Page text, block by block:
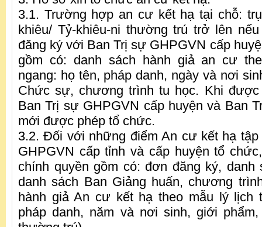
3.1. Trường hợp an cư kết hạ tại chỗ:
khiêu/ Tỷ-khiêu-ni thường trú trở lên
đăng ký với Ban Trị sự GHPGVN cấp
gồm có: danh sách hành giả an cư
ngang: họ tên, pháp danh, ngày và nơi
Chức sự, chương trình tu học. Khi
Ban Trị sự GHPGVN cấp huyện và Ban
mới được phép tổ chức.
3.2. Đối với những điểm An cư kết hạ
GHPGVN cấp tỉnh và cấp huyện tổ
chính quyền gồm có: đơn đăng ký,
danh sách Ban Giảng huấn, chương
hành giả An cư kết hạ theo mẫu lý lịch
pháp danh, năm và nơi sinh, giới